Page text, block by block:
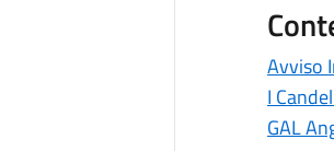
Avviso
I
GAL